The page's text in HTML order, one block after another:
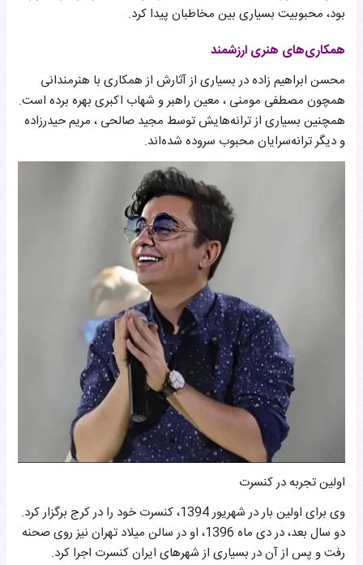
بود، محبوبیت بسیاری بین مخاطبان پیدا کرد.
همکاری‌های هنری ارزشمند
محسن ابراهیم زاده در بسیاری از آثارش از همکاری با هنرمندانی
همچون مصطفی مومنی ، معین راهبر و شهاب اکبری بهره برده است.
همچنین بسیاری از ترانه‌هایش توسط مجید صالحی ، مریم حیدرزاده
و دیگر ترانه‌سرایان محبوب سروده شده‌اند.
اولین تجربه در کنسرت
وی برای اولین بار در شهریور 1394، کنسرت خود را در کرج برگزار کرد.
دو سال بعد، در دی ماه 1396، او در سالن میلاد تهران نیز روی صحنه
رفت و پس از آن در بسیاری از شهرهای ایران کنسرت اجرا کرد.